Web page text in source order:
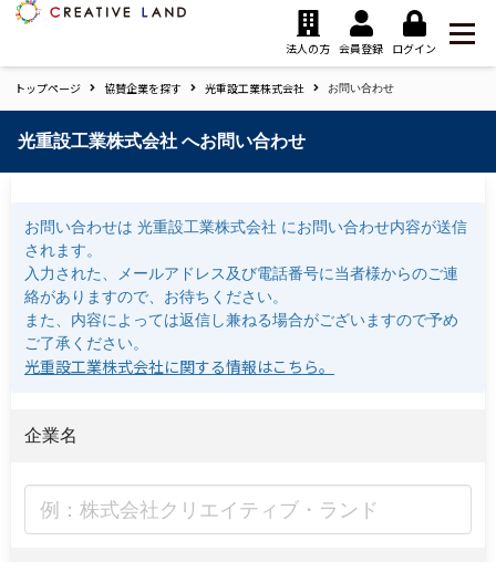
ク
エ
イ
テ
ィ
ド
ホ
ー
ム
法人の方 会員登録 ログイン
トップページ 協賛企業を探す 光重設工業株式会社 お問い合わせ
光重設工業株式会社 へお問い合わせ
お問い合わせは 光重設工業株式会社 にお問い合わせ内容が送信
されます。
入力された、メールアドレス及び電話番号に当者様からのご連
絡がありますので、お待ちください。
また、内容によっては返信し兼ねる場合がございますので予め
ご了承ください。
光重設工業株式会社に関する情報はこちら。
企業名